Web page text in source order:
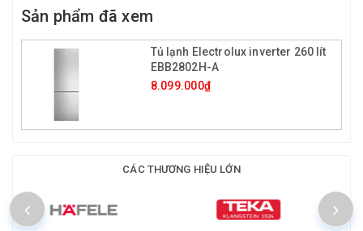
Sản phẩm đã xem
Tủ lạnh Electrolux inverter 260 lít
EBB2802H-A
8.099.000₫
CÁC THƯƠNG HIỆU LỚN